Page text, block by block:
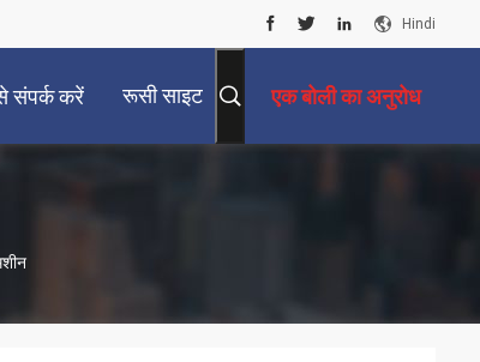
Hindi
संपर्क करें रूसी साइट एक बोली का अनुरोध